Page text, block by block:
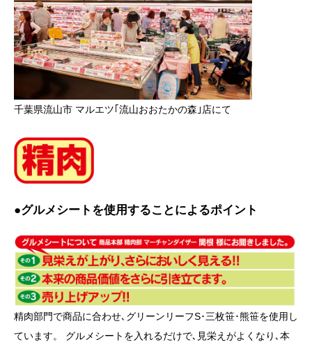
千葉県流山市 マルエツ｢流山おおたかの森｣店にて
●グルメシートを使用することによるポイント
精肉部門で商品に合わせ､グリーンリーフS･三枚笹･熊笹を使用し
ています。 グルメシートを入れるだけで､見栄えがよくなり､本